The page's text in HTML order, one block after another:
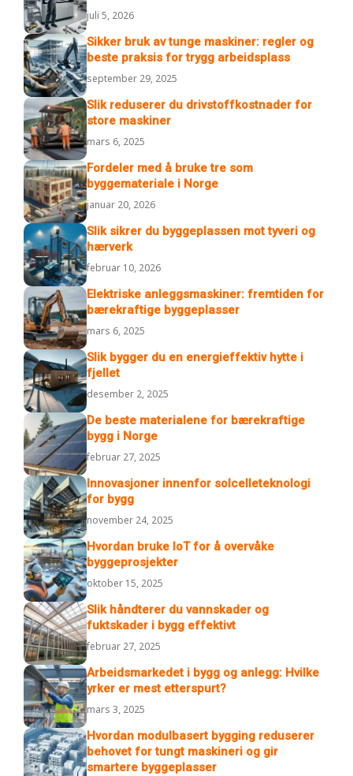
juli 5, 2026
Sikker bruk av tunge maskiner: regler og
beste praksis for trygg arbeidsplass
september 29, 2025
Slik reduserer du drivstoffkostnader for
store maskiner
mars 6, 2025
Fordeler med å bruke tre som
byggemateriale i Norge
januar 20, 2026
Slik sikrer du byggeplassen mot tyveri og
hærverk
februar 10, 2026
Elektriske anleggsmaskiner: fremtiden for
bærekraftige byggeplasser
mars 6, 2025
Slik bygger du en energieffektiv hytte i
fjellet
desember 2, 2025
De beste materialene for bærekraftige
bygg i Norge
februar 27, 2025
Innovasjoner innenfor solcelleteknologi
for bygg
november 24, 2025
Hvordan bruke IoT for å overvåke
byggeprosjekter
oktober 15, 2025
Slik håndterer du vannskader og
fuktskader i bygg effektivt
februar 27, 2025
Arbeidsmarkedet i bygg og anlegg: Hvilke
yrker er mest etterspurt?
mars 3, 2025
Hvordan modulbasert bygging reduserer
behovet for tungt maskineri og gir
smartere byggeplasser